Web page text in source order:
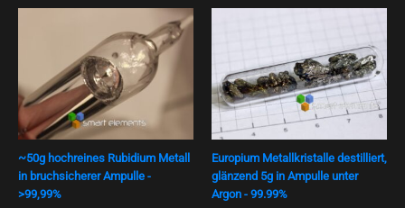
~50g hochreines Rubidium Metall
in bruchsicherer Ampulle -
>99,99%
Europium Metallkristalle destilliert,
glänzend 5g in Ampulle unter
Argon - 99.99%